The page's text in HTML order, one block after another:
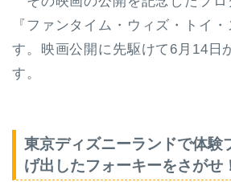
『ファンタイム・ウィズ・トイ
す。映画公開に先駆けて6月14日
す。
東京ディズニーランドで体験
げ出したフォーキーをさがせ